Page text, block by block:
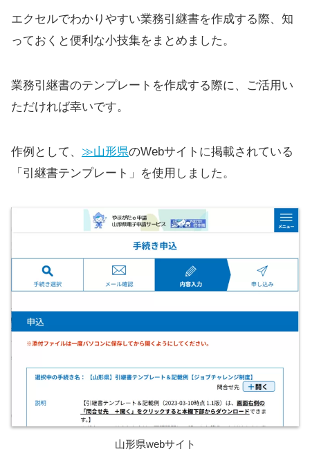
エクセルでわかりやすい業務引継書を作成する際、知
っておくと便利な小技集をまとめました。
業務引継書のテンプレートを作成する際に、ご活用い
ただければ幸いです。
作例として、 ≫山形県のWebサイトに掲載されている
「引継書テンプレート」を使用しました。
山形県webサイト